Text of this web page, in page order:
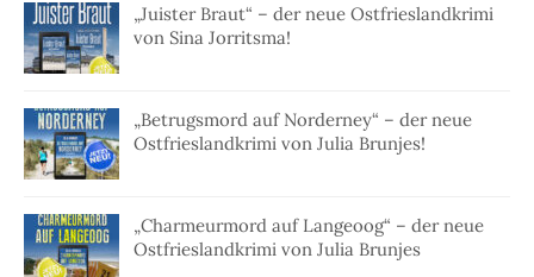
„Juister Braut“ – der neue Ostfrieslandkrimi
von Sina Jorritsma!
„Betrugsmord auf Norderney“ – der neue
Ostfrieslandkrimi von Julia Brunjes!
„Charmeurmord auf Langeoog“ – der neue
Ostfrieslandkrimi von Julia Brunjes